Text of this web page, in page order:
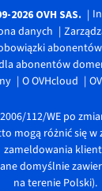
OVH SAS.
danych
abonentów
O OVHcloud
112/WE po
mogą różnić się w
zameldowania
domyślnie
na terenie Polski).